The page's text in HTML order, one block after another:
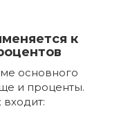
к
основного
и проценты.